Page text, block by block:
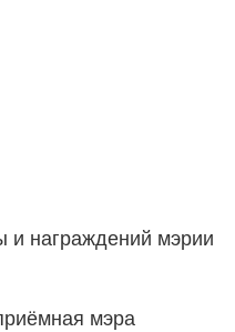
и награждений мэрии
мэра